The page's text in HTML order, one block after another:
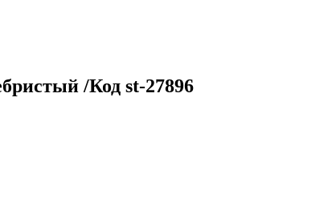
/Код st-27896